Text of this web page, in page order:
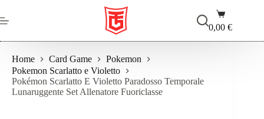
al
contenuto
Carrello
0,00€
Home Card Game
Pokemon
Pokemon Scarlatto e Violetto
Pokémon Scarlatto E Violetto Paradosso Temporale
Lunaruggente Set Allenatore Fuoriclasse